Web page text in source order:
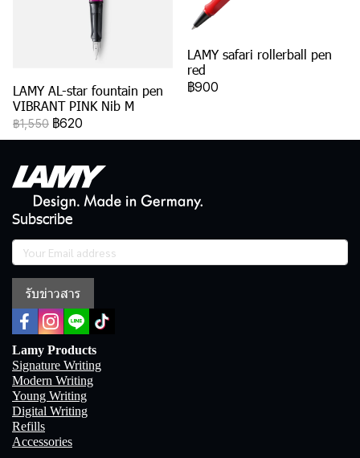
LAMY AL-star fountain pen
VIBRANT PINK Nib M
฿1,550 ฿620
LAMY safari rollerball pen
red
฿900
Subscribe
รับข่าวสาร
Lamy Products
Signature Writing
Modern Writing
Young Writing
Digital Writing
Refills
Accessories